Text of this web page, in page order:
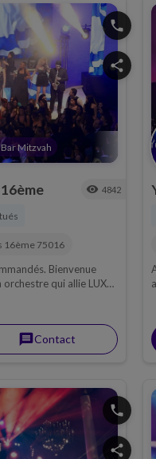
Bat Mitzvah Henné
Bar Mitzvah
phone
share
visibility 4842
16ème75016
Bienvenue
orchestre qui allie LUXE
messageContact
phone
share